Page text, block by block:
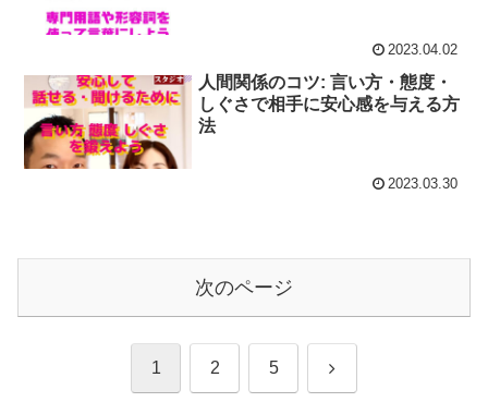
2023.04.02
人間関係のコツ: 言い方・態度・
しぐさで相手に安心感を与える方
法
2023.03.30
次のページ
1 2 5 次